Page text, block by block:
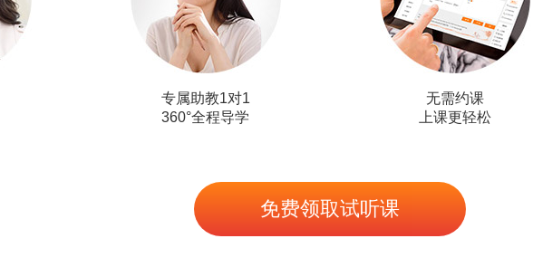
专属助教1对1
360°全程导学
无需约课
上课更轻松
免费领取试听课